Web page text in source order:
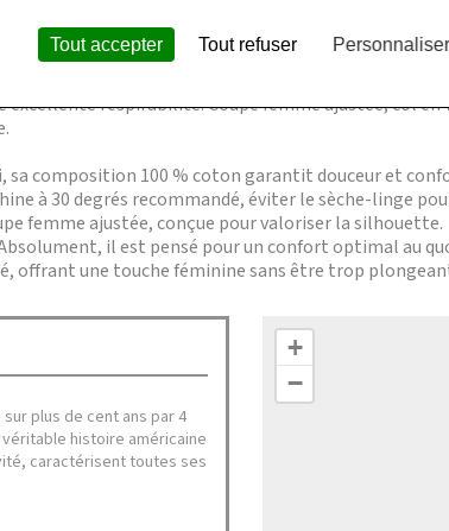
journée, avec une matière respirante et douce sur
mais distinctive affirme votre goût pour les pièces
excellente respirabilité. Coupe femme ajustée, col
sa composition 100 % coton garantit douceur et
à 30 degrés recommandé, éviter le sèche-linge
femme ajustée, conçue pour valoriser la silhouette.
il est pensé pour un confort optimal au
offrant une touche féminine sans être trop
plus de cent ans par 4
véritable histoire américaine
caractérisent toutes ses
+
−
Tout accepter Tout refuser Personnaliser